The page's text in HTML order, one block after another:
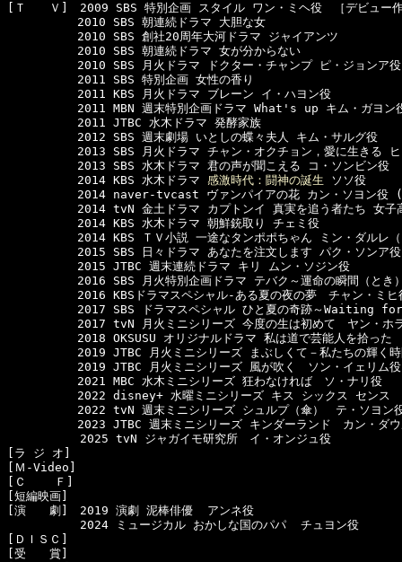
[Ｔ　　Ｖ]　2009 SBS 特別企画 スタイル ワン・ミヘ役　［デビュー
2010 SBS 朝連続ドラマ 大胆な女
2010 SBS 創社20周年大河ドラマ ジャイアンツ
2010 SBS 朝連続ドラマ 女が分からない
2010 SBS 月火ドラマ ドクター・チャンプ ピ・ジョンア役
2011 SBS 特別企画 女性の香り
2011 KBS 月火ドラマ ブレーン イ・ハヨン役
2011 MBN 週末特別企画ドラマ What's up キム・ガヨン
2011 JTBC 水木ドラマ 発酵家族
2012 SBS 週末劇場 いとしの蝶々夫人 キム・サルグ役
2013 SBS 月火ドラマ チャン・オクチョン，愛に生きる ヒ
2013 SBS 水木ドラマ 君の声が聞こえる コ・ソンビン役
2014 KBS 水木ドラマ 感激時代：闘神の誕生 ソソ役
2014 naver-tvcast ヴァンパイアの花 カン・ソヨン役 (６
2014 tvN 金土ドラマ カプトンイ 真実を追う者たち 女子
2014 KBS 水木ドラマ 朝鮮銃取り チェミ役
2014 KBS ＴＶ小説 一途なタンポポちゃん ミン・ダルレ（
2015 SBS 日々ドラマ あなたを注文します パク・ソンア役
2015 JTBC 週末連続ドラマ キリ ムン・ソジン役
2016 SBS 月火特別企画ドラマ テバク～運命の瞬間（とき）
2016 KBSドラマスペシャル-ある夏の夜の夢　チャン・ミヒ
2017 SBS ドラマスペシャル ひと夏の奇跡～Waiting for
2017 tvN 月火ミニシリーズ 今度の生は初めて　ヤン・ホ
2018 OKSUSU オリジナルドラマ 私は道で芸能人を拾った　
2019 JTBC 月火ミニシリーズ まぶしくて－私たちの輝く時間
2019 JTBC 月火ミニシリーズ 風が吹く　ソン・イェリム役
2021 MBC 水木ミニシリーズ 狂わなければ　ソ・ナリ役
2022 disney+ 水曜ミニシリーズ キス シックス センス　パ
2022 tvN 週末ミニシリーズ シュルプ（傘）　テ・ソヨン
2023 JTBC 週末ミニシリーズ キンダーランド　カン・ダウ
  　　　　　2025 tvN ジャガイモ研究所　イ・オンジュ役
[ラ ジ オ]
[Ｍ-Video]
[Ｃ    Ｆ]
[短編映画]
[演　　劇]　2019 演劇 泥棒俳優  アンネ役
  　　　　　2024 ミュージカル おかしな国のパパ  チュヨン役
[ＤＩＳＣ]
[受　　賞]